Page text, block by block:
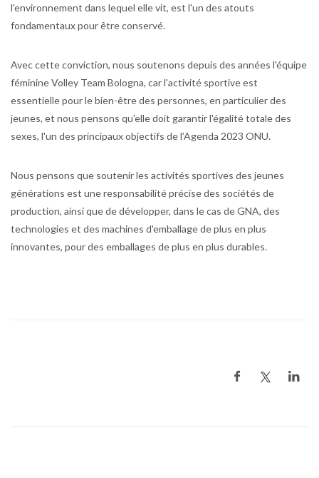
l'environnement dans lequel elle vit, est l'un des atouts
fondamentaux pour être conservé.
Avec cette conviction, nous soutenons depuis des années l'équipe
féminine Volley Team Bologna, car l'activité sportive est
essentielle pour le bien-être des personnes, en particulier des
jeunes, et nous pensons qu'elle doit garantir l'égalité totale des
sexes, l'un des principaux objectifs de l’Agenda 2023 ONU.
Nous pensons que soutenir les activités sportives des jeunes
générations est une responsabilité précise des sociétés de
production, ainsi que de développer, dans le cas de GNA, des
technologies et des machines d'emballage de plus en plus
innovantes, pour des emballages de plus en plus durables.